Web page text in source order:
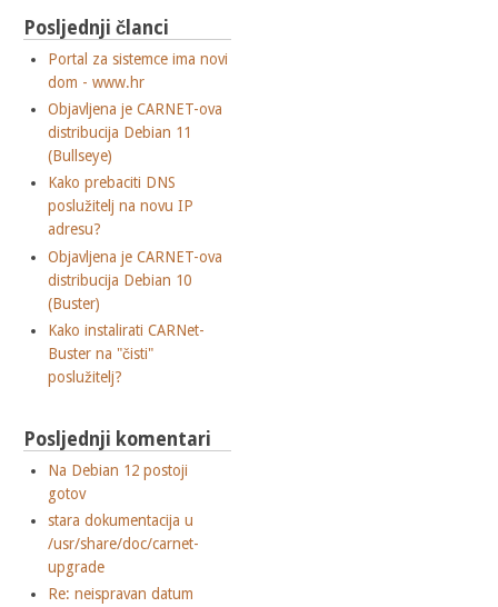
Posljednji članci
Portal za sistemce ima novi
dom - www.hr
Objavljena je CARNET-ova
distribucija Debian 11
(Bullseye)
Kako prebaciti DNS
poslužitelj na novu IP
adresu?
Objavljena je CARNET-ova
distribucija Debian 10
(Buster)
Kako instalirati CARNet-
Buster na "čisti"
poslužitelj?
Posljednji komentari
Na Debian 12 postoji
gotov
stara dokumentacija u
/usr/share/doc/carnet-
upgrade
Re: neispravan datum